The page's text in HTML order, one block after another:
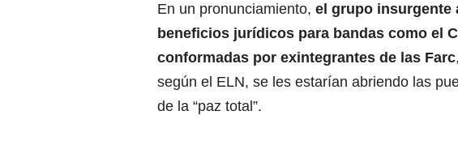
En un pronunciamiento, el grupo insurgente
beneficios jurídicos para bandas como el
conformadas por exintegrantes de las Farc
según el ELN, se les estarían abriendo las
de la “paz total”.